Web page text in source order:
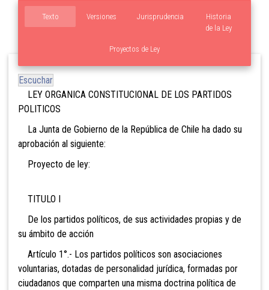
Texto Versiones Jurisprudencia
Proyectos de Ley
Historia
de la Ley
Escuchar
LEY ORGANICA CONSTITUCIONAL DE LOS PARTIDOS
POLITICOS
La Junta de Gobierno de la República de Chile ha dado su
aprobación al siguiente:
Proyecto de ley:
TITULO I
De los partidos políticos, de sus actividades propias y de
su ámbito de acción
Artículo 1°.- Los partidos políticos son asociaciones
voluntarias, dotadas de personalidad jurídica, formadas por
ciudadanos que comparten una misma doctrina política de